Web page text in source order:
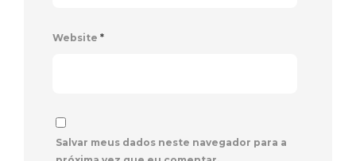
Website *
Salvar meus dados neste navegador para a